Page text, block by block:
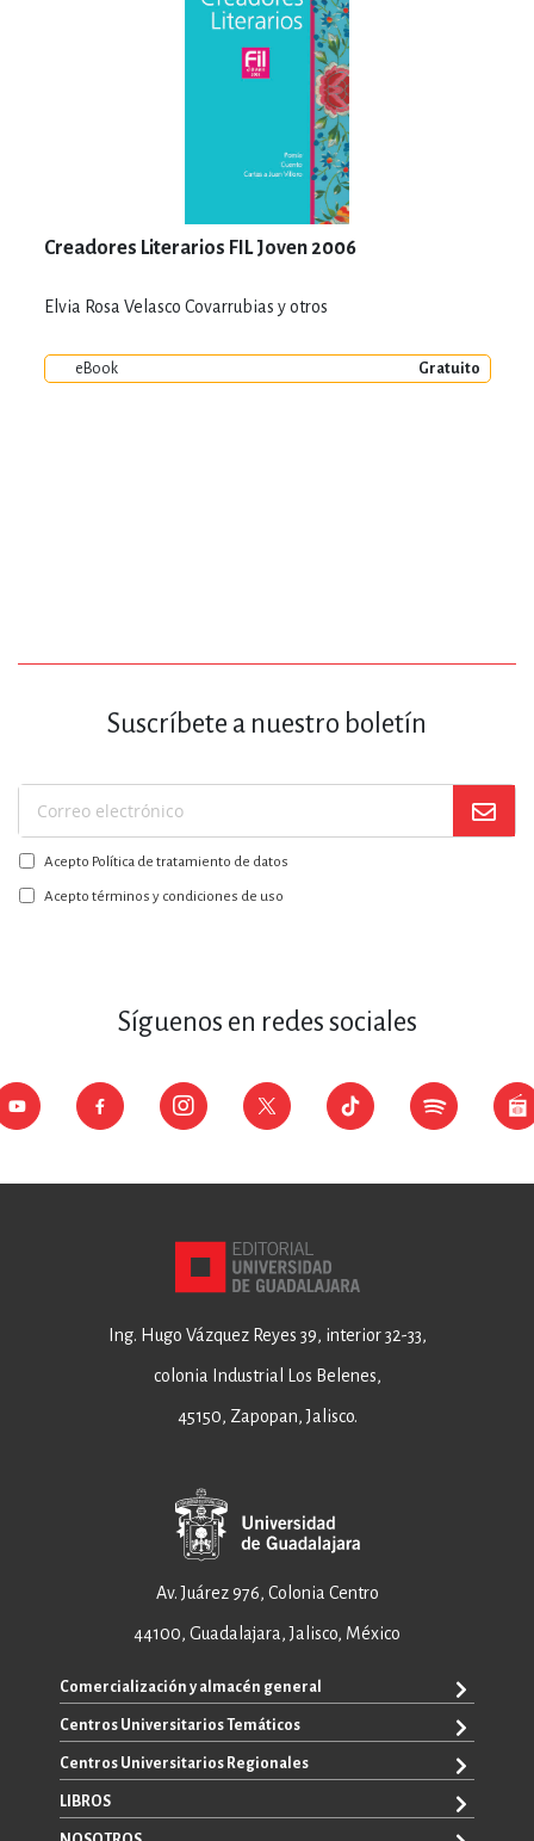
Creadores Literarios FIL Joven 2006
Elvia Rosa Velasco Covarrubias y otros
eBook Gratuito
Suscríbete a nuestro boletín
Suscríbase
a
nuestro
boletín:
Acepto Política de tratamiento de datos
Acepto términos y condiciones de uso
Síguenos en redes sociales
Ing. Hugo Vázquez Reyes 39, interior 32-33,
colonia Industrial Los Belenes,
45150, Zapopan, Jalisco.
Av. Juárez 976, Colonia Centro
44100, Guadalajara, Jalisco, México
Comercialización y almacén general
+52 33 3640 6326
+52 33 3640 4595
ventas@editorial.udg.mx
Centros Universitarios Temáticos
CUAAD
CUCEA
Centros Universitarios Regionales
CUALTOS
CUCHAPALA
LIBROS